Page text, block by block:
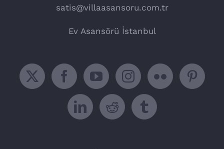
satis@villaasansoru.com.tr
Ev Asansörü İstanbul